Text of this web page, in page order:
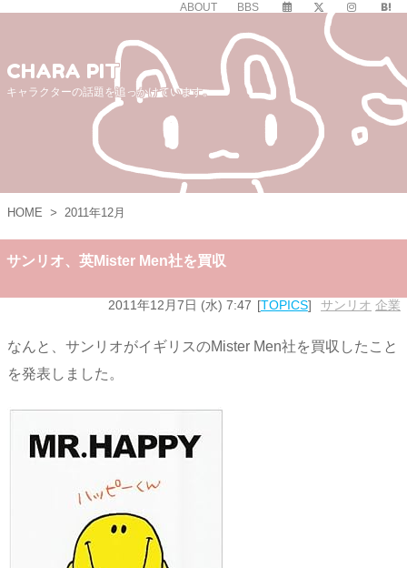
ABOUT BBS
CHARA PIT
キャラクターの話題を追っかけています。
HOME > 2011年12月
サンリオ、英Mister Men社を買収
2011年12月7日 (水) 7:47 TOPICS サンリオ 企業
なんと、サンリオがイギリスのMister Men社を買収したこと
を発表しました。